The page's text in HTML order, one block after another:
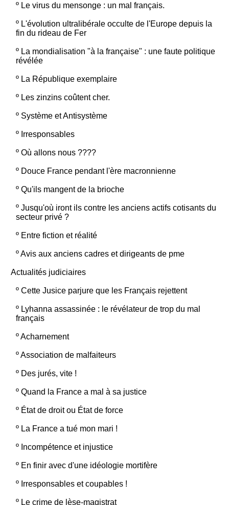
º Le virus du mensonge : un mal français.
º L'évolution ultralibérale occulte de l'Europe depuis la
fin du rideau de Fer
º La mondialisation "à la française" : une faute politique
révélée
º La République exemplaire
º Les zinzins coûtent cher.
º Système et Antisystème
º Irresponsables
º Où allons nous ????
º Douce France pendant l'ère macronnienne
º Qu'ils mangent de la brioche
º Jusqu'où iront ils contre les anciens actifs cotisants du
secteur privé ?
º Entre fiction et réalité
ºAvis aux anciens cadres et dirigeants de pme
Actualités judiciaires
º Cette Jusice parjure que les Français rejettent
º Lyhanna assassinée : le révélateur de trop du mal
français
ºAcharnement
ºAssociation de malfaiteurs
º Des jurés, vite !
º Quand la France a mal à sa justice
º État de droit ou État de force
º La France a tué mon mari !
º Incompétence et injustice
º En finir avec d'une idéologie mortifère
º Irresponsables et coupables !
º Le crime de lèse-magistrat